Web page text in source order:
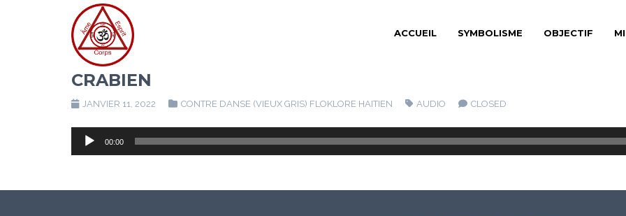
ACCUEIL SYMBOLISME OBJECTIF
CRABIEN
JANVIER 11, 2022 CONTRE DANSE (VIEUX GRIS) FLOKLORE HAITIEN AUDIO CLOSED
Lecteur
audio
00:00